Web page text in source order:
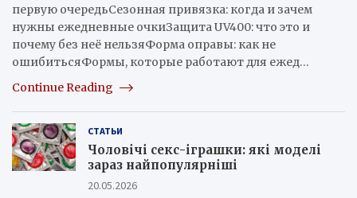
первую очередьСезонная привязка: когда и зачем
нужны ежедневные очкиЗащита UV400: что это и
почему без неё нельзяФорма оправы: как не
ошибитьсяФормы, которые работают для ежед…
Continue Reading
СТАТЬИ
Чоловічі секс-іграшки: які моделі
зараз найпопулярніші
20.05.2026